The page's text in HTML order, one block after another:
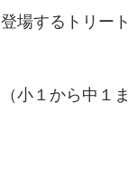
登場するトリー
（小１から中１